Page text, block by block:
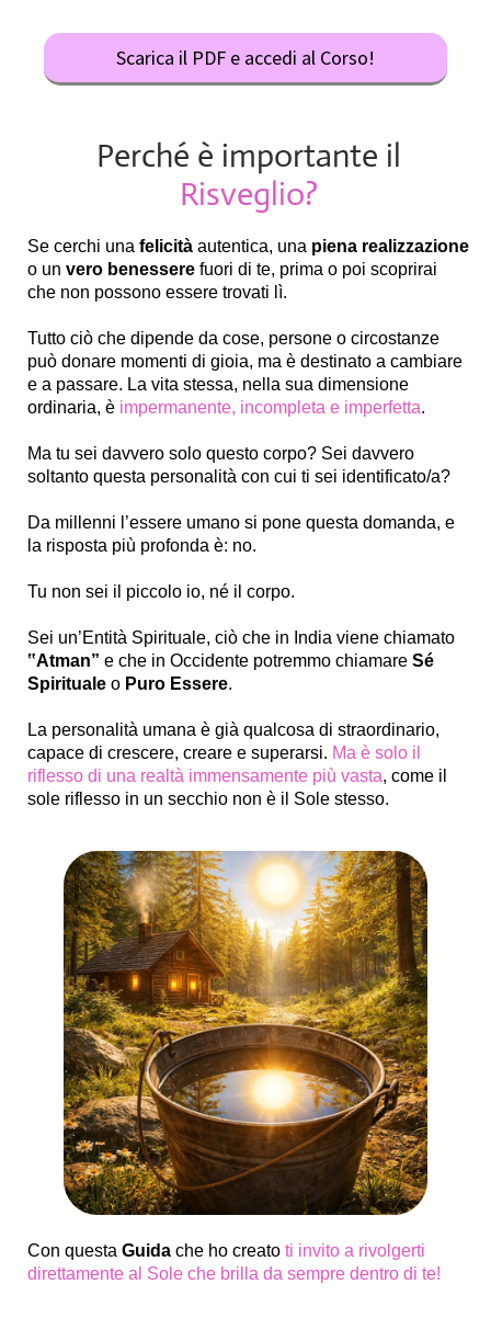
Scarica il PDF e accedi al Corso!
Perché è importante il
Risveglio?
Se cerchi una felicità autentica, una piena realizzazione
o un vero benessere fuori di te, prima o poi scoprirai
che non possono essere trovati lì.
Tutto ciò che dipende da cose, persone o circostanze
può donare momenti di gioia, ma è destinato a cambiare
e a passare. La vita stessa, nella sua dimensione
ordinaria, è impermanente, incompleta e imperfetta.
Ma tu sei davvero solo questo corpo? Sei davvero
soltanto questa personalità con cui ti sei identificato/a?
Da millenni l’essere umano si pone questa domanda, e
la risposta più profonda è: no.
Tu non sei il piccolo io, né il corpo.
Sei un’Entità Spirituale, ciò che in India viene chiamato
‟Atman” e che in Occidente potremmo chiamare Sé
Spirituale o Puro Essere.
La personalità umana è già qualcosa di straordinario,
capace di crescere, creare e superarsi. Ma è solo il
riflesso di una realtà immensamente più vasta, come il
sole riflesso in un secchio non è il Sole stesso.
Con questa Guida che ho creato ti invito a rivolgerti
direttamente al Sole che brilla da sempre dentro di te!